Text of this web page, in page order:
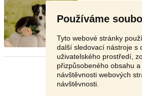
Používáme
Tyto webové stránky
další sledovací nástroje s
uživatelského prostředí,
přizpůsobeného obsahu
návštěvnosti webových
návštěvnosti.
20 000 Kč
Stránka: 1 2 3